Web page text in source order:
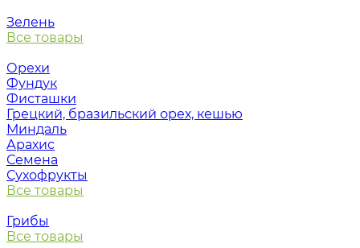
Зелень
Все товары
Орехи
Фундук
Фисташки
Грецкий, бразильский орех, кешью
Миндаль
Арахис
Семена
Сухофрукты
Все товары
Грибы
Все товары